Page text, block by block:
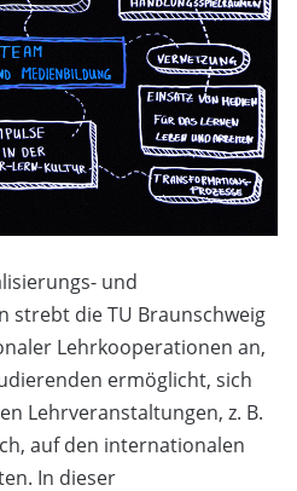
und
strebt die TU Braunschweig
Lehrkooperationen an,
ermöglicht, sich
Lehrveranstaltungen, z. B.
auf den internationalen
In dieser